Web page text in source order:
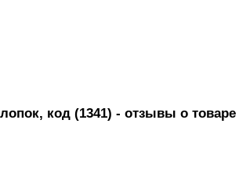
код (1341) - отзывы о товаре